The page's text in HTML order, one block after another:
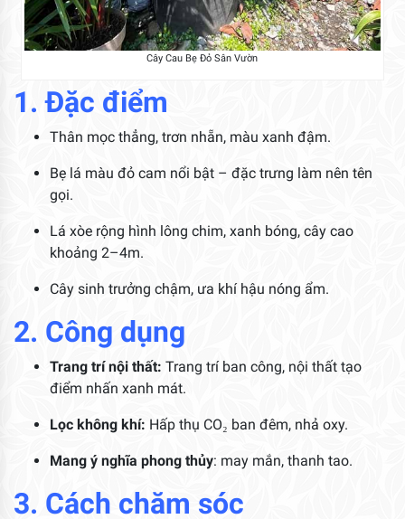
Cây Cau Bẹ Đỏ Sân Vườn
1. Đặc điểm
Thân mọc thẳng, trơn nhẵn, màu xanh đậm.
Bẹ lá màu đỏ cam nổi bật – đặc trưng làm nên tên
gọi.
Lá xòe rộng hình lông chim, xanh bóng, cây cao
khoảng 2–4m.
Cây sinh trưởng chậm, ưa khí hậu nóng ẩm.
2. Công dụng
Trang trí nội thất: Trang trí ban công, nội thất tạo
điểm nhấn xanh mát.
Lọc không khí: Hấp thụ CO₂ ban đêm, nhả oxy.
Mang ý nghĩa phong thủy: may mắn, thanh tao.
3. Cách chăm sóc